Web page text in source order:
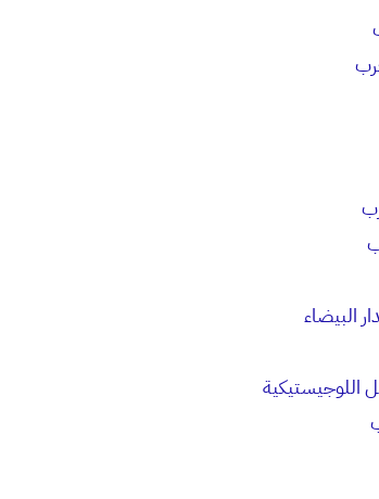
البيضاء
اللوجيستيكية